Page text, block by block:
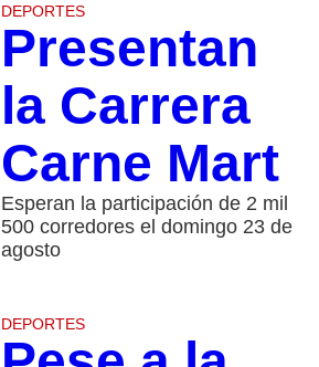
DEPORTES
Presentan
la Carrera
Carne Mart
Esperan la participación de 2 mil
500 corredores el domingo 23 de
agosto
DEPORTES